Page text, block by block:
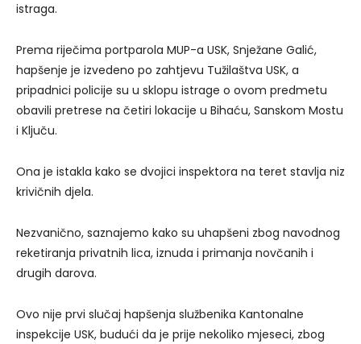
istraga.
Prema riječima portparola MUP-a USK, Snježane Galić,
hapšenje je izvedeno po zahtjevu Tužilaštva USK, a
pripadnici policije su u sklopu istrage o ovom predmetu
obavili pretrese na četiri lokacije u Bihaću, Sanskom Mostu
i Ključu.
Ona je istakla kako se dvojici inspektora na teret stavlja niz
krivičnih djela.
Nezvanično, saznajemo kako su uhapšeni zbog navodnog
reketiranja privatnih lica, iznuda i primanja novčanih i
drugih darova.
Ovo nije prvi slučaj hapšenja službenika Kantonalne
inspekcije USK, budući da je prije nekoliko mjeseci, zbog